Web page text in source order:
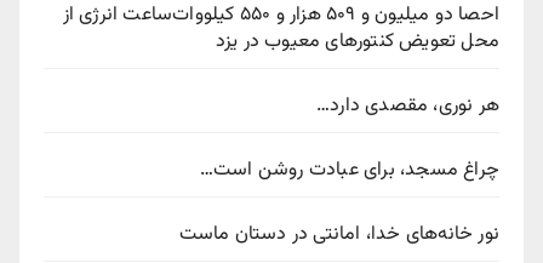
احصا دو میلیون و ۵۰۹ هزار و ۵۵۰ کیلووات‌ساعت انرژی از
محل تعویض کنتورهای معیوب در یزد
هر نوری، مقصدی دارد…
چراغ مسجد، برای عبادت روشن است…
نور خانه‌های خدا، امانتی در دستان ماست